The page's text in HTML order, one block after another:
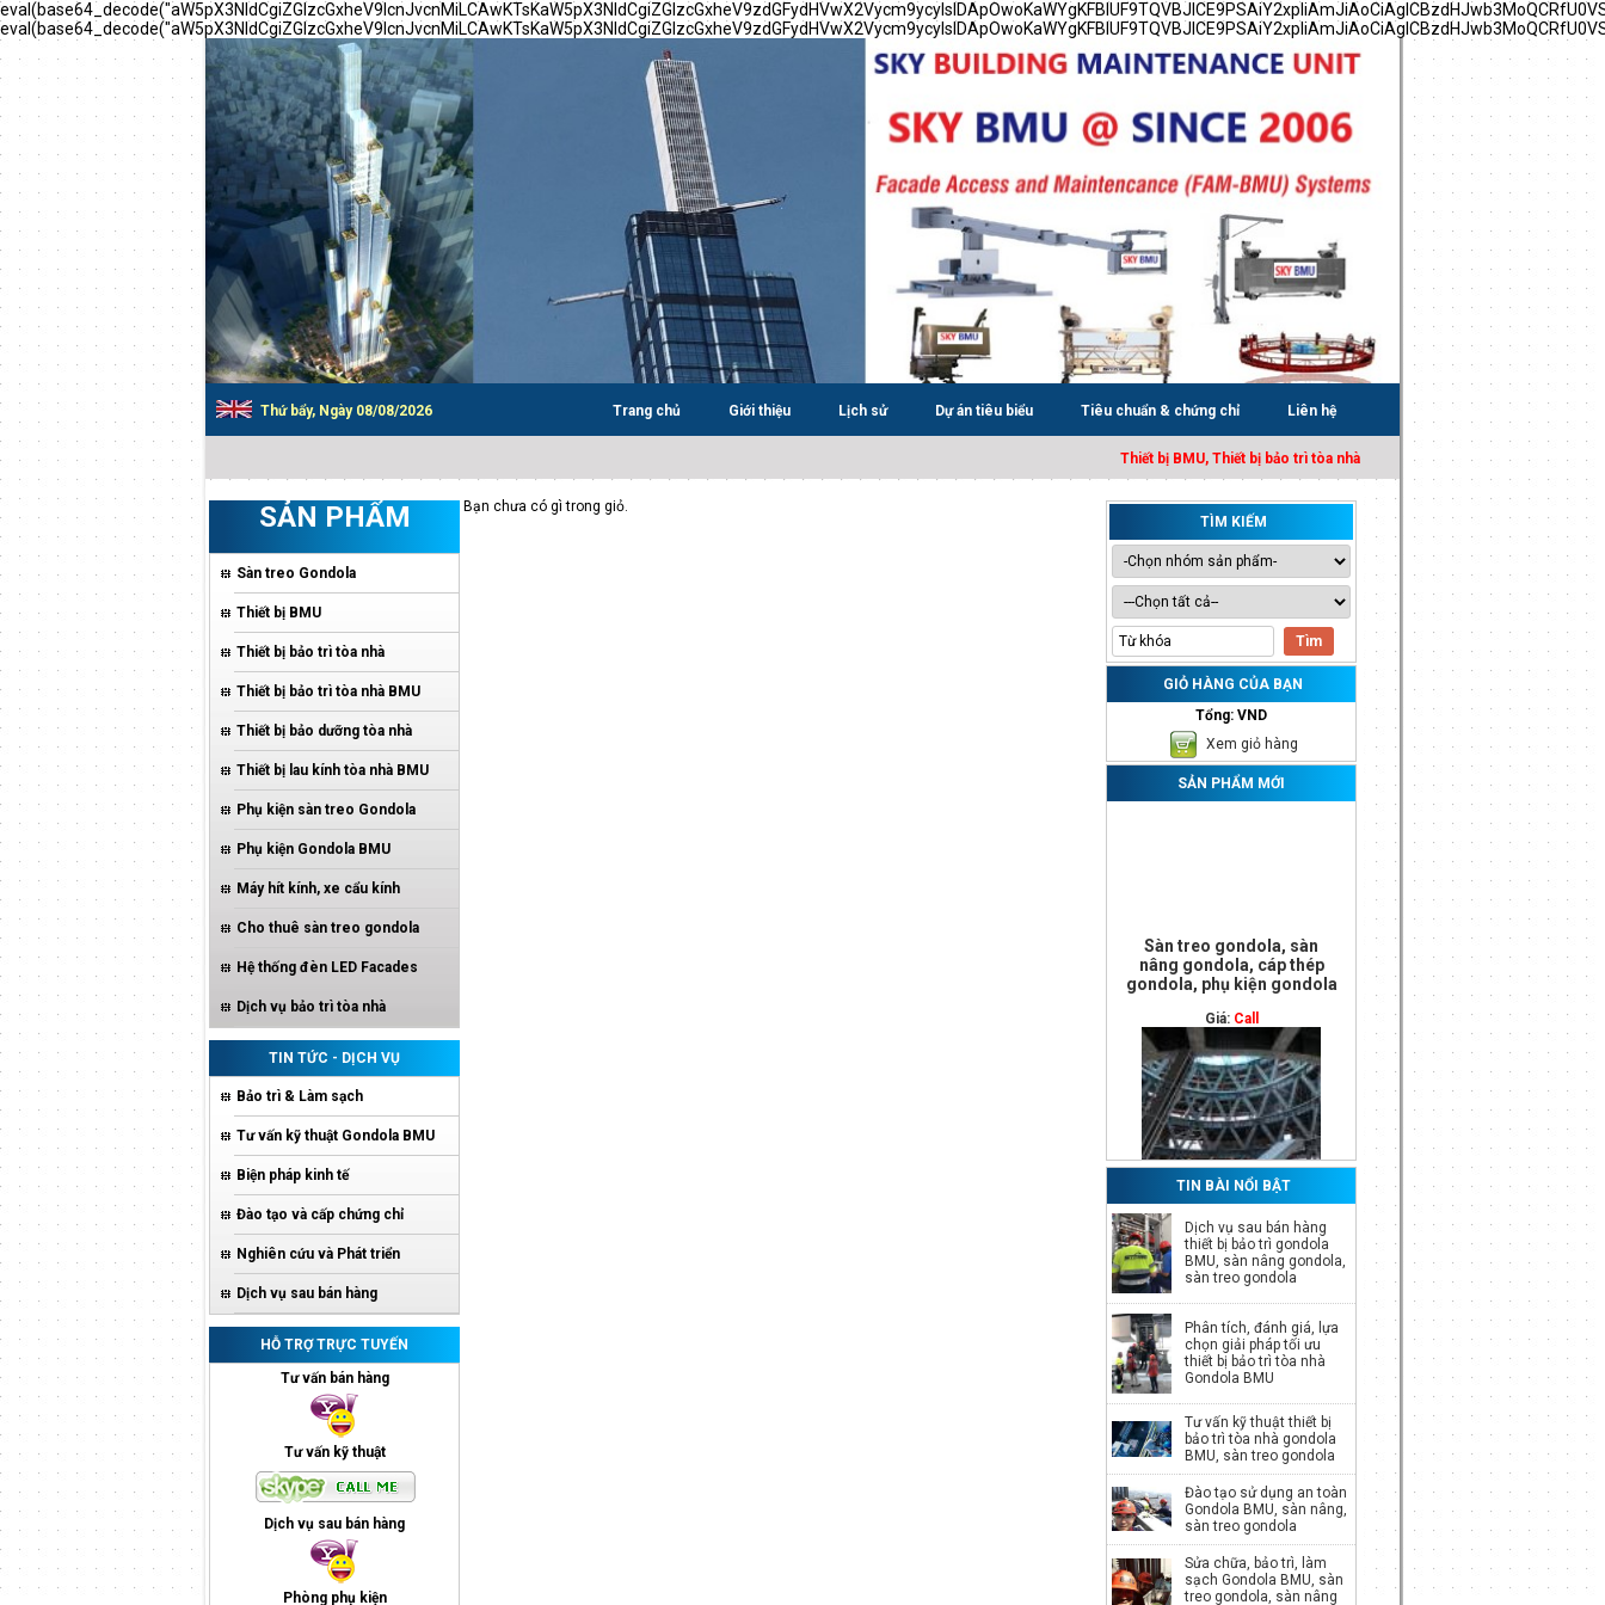
Thứ bẩy, Ngày 08/08/2026 Trang chủ Giới thiệu Lịch sử Dự án tiêu biểu Tiêu chuẩn & chứng chỉ Liên hệ
Thiết bị BMU, Thiết bị bảo trì tòa nhà BMU, Sàn treo gondola, Cho thuê sàn
SẢN PHẨM
Sàn treo Gondola
Thiết bị BMU
Thiết bị bảo trì tòa nhà
Thiết bị bảo trì tòa nhà BMU
Thiết bị bảo dưỡng tòa nhà
Thiết bị lau kính tòa nhà BMU
Phụ kiện sàn treo Gondola
Phụ kiện Gondola BMU
Máy hít kính, xe cẩu kính
Cho thuê sàn treo gondola
Hệ thống đèn LED Facades
Dịch vụ bảo trì tòa nhà
TIN TỨC - DỊCH VỤ
Bảo trì & Làm sạch
Tư vấn kỹ thuật Gondola BMU
Biện pháp kinh tế
Đào tạo và cấp chứng chỉ
Nghiên cứu và Phát triển
Dịch vụ sau bán hàng
HỖ TRỢ TRỰC TUYẾN
Tư vấn bán hàng
Tư vấn kỹ thuật
Dịch vụ sau bán hàng
Phòng phụ kiện
Bạn chưa có gì trong giỏ.
TÌM KIẾM
GIỎ HÀNG CỦA BẠN
Tổng: VND
Xem giỏ hàng
SẢN PHẨM MỚI
nâng gondola, cáp thép
gondola, phụ kiện gondola
Giá: Call
Phụ kiện Gondola BMU,
phụ tùng Gondola BMU
Giá:Call
Xe cẩu kính, xe nâng kính
Giá:Call
TIN BÀI NỔI BẬT
Dịch vụ sau bán hàng
thiết bị bảo trì gondola
BMU, sàn nâng gondola,
sàn treo gondola
Phân tích, đánh giá, lựa
chọn giải pháp tối ưu
thiết bị bảo trì tòa nhà
Gondola BMU
Tư vấn kỹ thuật thiết bị
bảo trì tòa nhà gondola
BMU, sàn treo gondola
Đào tạo sử dụng an toàn
Gondola BMU, sàn nâng,
sàn treo gondola
Sửa chữa, bảo trì, làm
sạch Gondola BMU, sàn
treo gondola, sàn nâng